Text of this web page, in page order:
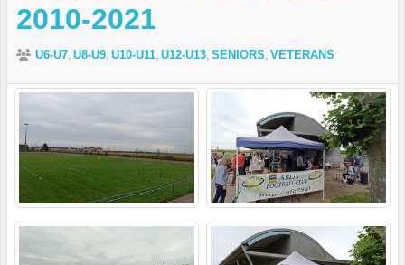
2010-2021
U6-U7 U8-U9 U10-U11 U12-U13 SENIORS VETERANS